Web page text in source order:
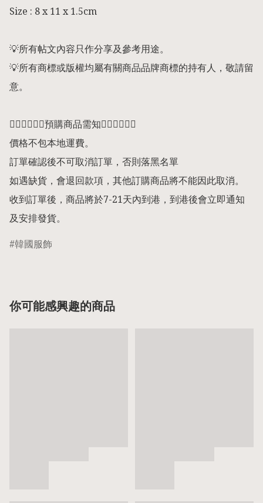
Size : 8 x 11 x 1.5cm
💡所有帖文內容只作分享及參考用途。
💡所有商標或版權均屬有關商品品牌商標的持有人，敬請留
意。
👇🏻👇🏻👇🏻預購商品需知👇🏻👇🏻👇🏻
價格不包本地運費。
訂單確認後不可取消訂單，否則落黑名單
如遇缺貨，會退回款項，其他訂購商品將不能因此取消。
收到訂單後，商品將於7-21天內到港，到港後會立即通知
及安排發貨。
韓國服飾
你可能感興趣的商品